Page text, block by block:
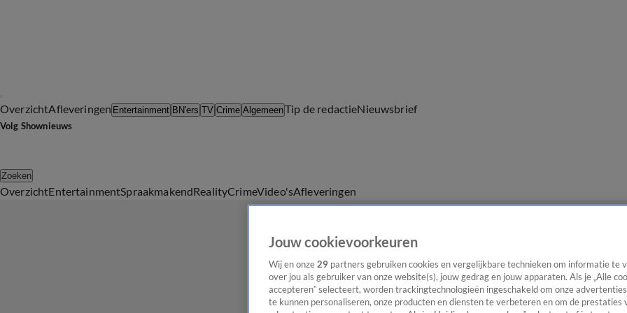
OverzichtAfleveringen Entertainment BN'ers TV Crime AlgemeenTip de redactieNieuwsbrief
Volg Shownieuws
Zoeken
OverzichtEntertainmentSpraakmakendRealityCrimeVideo'sAfleveringen
Jouw cookievoorkeuren
Wij en onze 29 partners gebruiken cookies en vergelijkbare technieken om informatie te
over jou als gebruiker van onze website(s), jouw gedrag en jouw apparaten. Als je „Alle
accepteren” selecteert, worden trackingtechnologieën ingeschakeld om onze
te kunnen personaliseren, onze producten en diensten te verbeteren en om de prestaties